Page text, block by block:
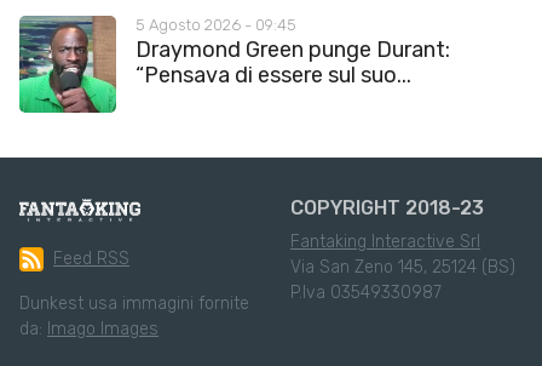
5 Agosto 2026 - 09:45
Draymond Green punge Durant:
“Pensava di essere sul suo...
Feed RSS
Dunkest usa immagini fornite
da: Imago Images
COPYRIGHT 2018-23
Fantaking Interactive Srl
Via San Zeno 145, 25124 (BS)
P.Iva 03549330987